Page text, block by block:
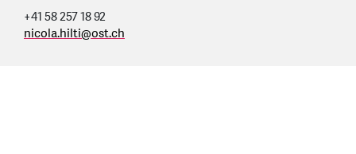
+41 58 257 18 92
nicola.hilti@ost.ch